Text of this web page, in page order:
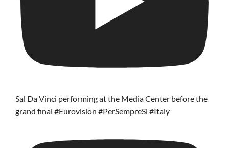
Sal Da Vinci performing at the Media Center before the
grand final #Eurovision #PerSempreSi #Italy